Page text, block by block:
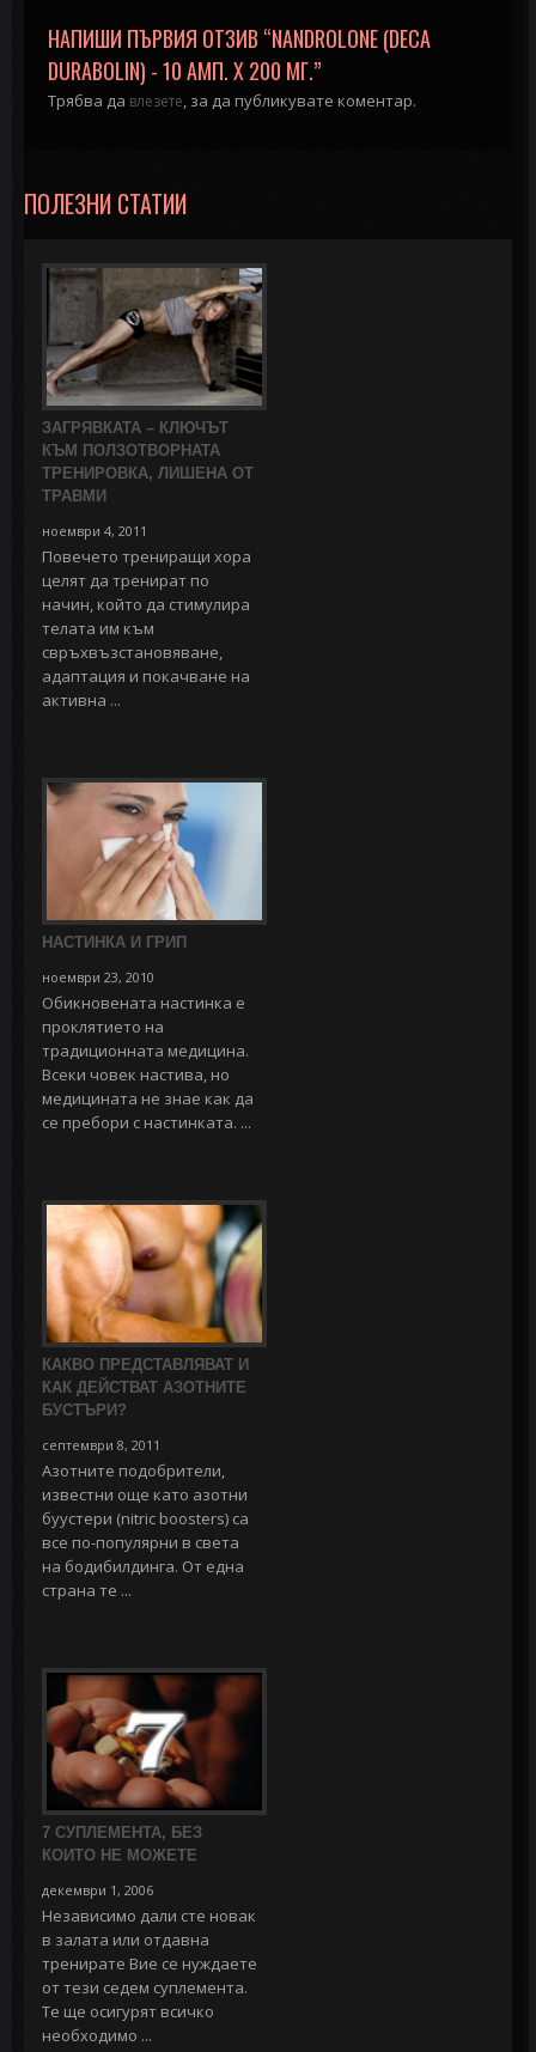
НАПИШИ ПЪРВИЯ ОТЗИВ “NANDROLONE (DECA
DURABOLIN) - 10 АМП. Х 200 МГ.”
Трябва да влезете, за да публикувате коментар.
ПОЛЕЗНИ СТАТИИ
ЗАГРЯВКАТА – КЛЮЧЪТ
КЪМ ПОЛЗОТВОРНАТА
ТРЕНИРОВКА, ЛИШЕНА ОТ
ТРАВМИ
ноември 4, 2011
Повечето трениращи хора
целят да тренират по
начин, който да стимулира
телата им към
свръхвъзстановяване,
адаптация и покачване на
активна ...
НАСТИНКА И ГРИП
ноември 23, 2010
Обикновената настинка е
проклятието на
традиционната медицина.
Всеки човек настива, но
медицината не знае как да
се пребори с настинката. ...
КАКВО ПРЕДСТАВЛЯВАТ И
КАК ДЕЙСТВАТ АЗОТНИТЕ
БУСТЪРИ?
септември 8, 2011
Азотните подобрители,
известни още като азотни
буустери (nitric boosters) са
все по-популярни в света
на бодибилдинга. От една
страна те ...
7 СУПЛЕМЕНТА, БЕЗ
КОИТО НЕ МОЖЕТЕ
декември 1, 2006
Независимо дали сте новак
в залата или отдавна
тренирате Вие се нуждаете
от тези седем суплемента.
Те ще осигурят всичко
необходимо ...